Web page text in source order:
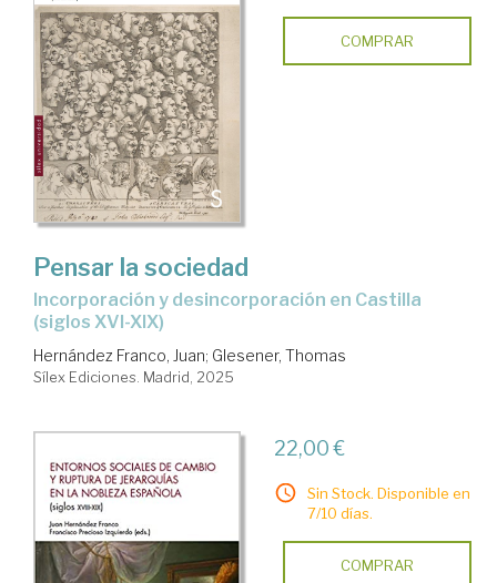
COMPRAR
Pensar la sociedad
Incorporación y desincorporación en Castilla
(siglos XVI-XIX)
Hernández Franco, Juan; Glesener, Thomas
Sílex Ediciones. Madrid, 2025
22,00 €
Sin Stock. Disponible en
7/10 días.
COMPRAR